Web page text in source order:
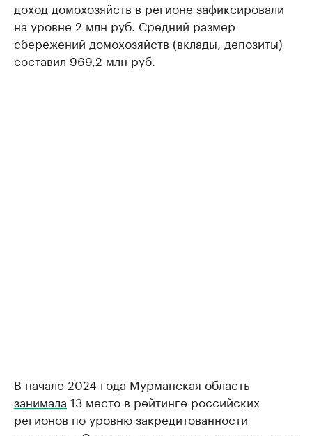
доход домохозяйств в регионе зафиксировали
на уровне 2 млн руб. Средний размер
сбережений домохозяйств (вклады, депозиты)
составил 969,2 млн руб.
В начале 2024 года Мурманская область
занимала 13 место в рейтинге российских
регионов по уровню закредитованности